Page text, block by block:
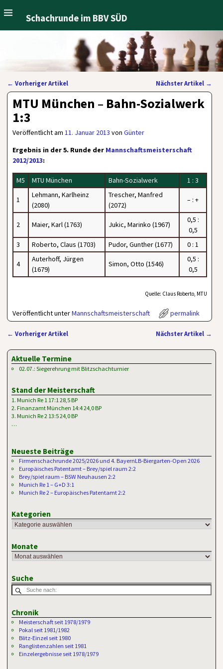
Schachrunde im BBV SÜD
Artikelnavigation
← Vorheriger Artikel Nächster Artikel →
MTU München – Bahn-Sozialwerk
1:3
Veröffentlicht am11. Januar 2013 vonGünter
Ergebnis in der 5. Runde der Mannschaftsmeisterschaft
2012/2013:
M5 MTU München Bahn-Sozialwerk 1 : 3
1
Lehmann, Karlheinz
(2080)
Trescher, Manfred
(2072)
– : +
2 Maier, Karl (1763) Jukic, Marinko (1967)
0,5 :
0,5
3
Roberto, Claus (1703) Pudor, Gunther (1677) 0 : 1
4
Auterhoff, Jürgen
(1679)
Simon, Otto (1546)
0,5 :
0,5
Quelle: Claus Roberto, MTU
Veröffentlicht unterMannschaftsmeisterschaft permalink
← Vorheriger Artikel Nächster Artikel →
Aktuelle Termine
02.07.: Siegerehrung mit Blitzschachturnier
Stand der Meisterschaft
1. Munich Re 1 17:1 28,5 BP
2. Finanzamt München 14:4 24,0 BP
3. Munich Re 2 13:5 24,0 BP
…
Neueste Beiträge
Firmenschachrunde 2025/2026 und 4. BayernLB-Biergarten-Open 2026
Europäisches Patentamt – Brey/spiel raum 2:2
Brey/spiel raum – BSW Neuhausen 2:2
Munich Re 1 – G+D 3:1
Munich Re 2 – Europäisches Patentamt 2:2
Kategorien
Monate
Suche
Chronik
Meisterschaft seit 1978/1979
Pokal seit 1981/1982
Blitz-Einzel seit 1980
Ranglistenzahlen seit 1981
Einzelergebnisse seit 1978/1979